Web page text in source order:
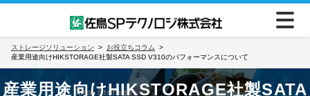
ストレージソリューション
お役立ちコラム
産業用途向けHIKSTORAGE社製SATA SSD V310のパフォーマンスについて
産業用途向けHIKSTORAGE社製SATA